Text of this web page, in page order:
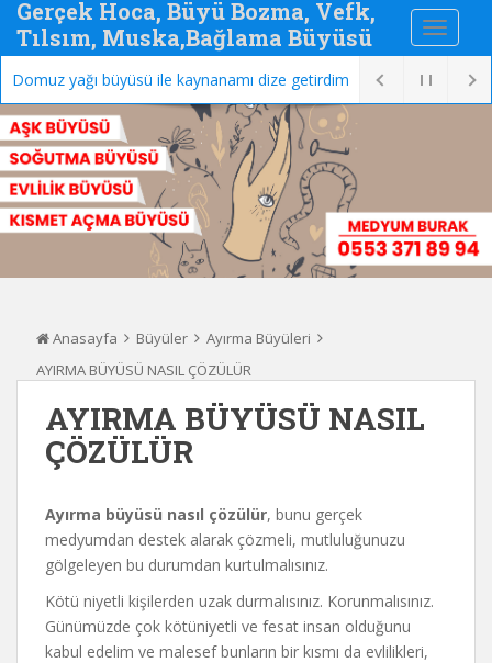
Gerçek Hoca, Büyü Bozma, Vefk,
Tılsım, Muska,Bağlama Büyüsü
Domuz yağı büyüsü ile kaynanamı dize getirdim
Anasayfa Büyüler
Ayırma Büyüleri
AYIRMA BÜYÜSÜ NASIL ÇÖZÜLÜR
AYIRMA BÜYÜSÜ NASIL
ÇÖZÜLÜR
Ayırma büyüsü nasıl çözülür, bunu gerçek
medyumdan destek alarak çözmeli, mutluluğunuzu
gölgeleyen bu durumdan kurtulmalısınız.
Kötü niyetli kişilerden uzak durmalısınız. Korunmalısınız.
Günümüzde çok kötüniyetli ve fesat insan olduğunu
kabul edelim ve malesef bunların bir kısmı da evlilikleri,